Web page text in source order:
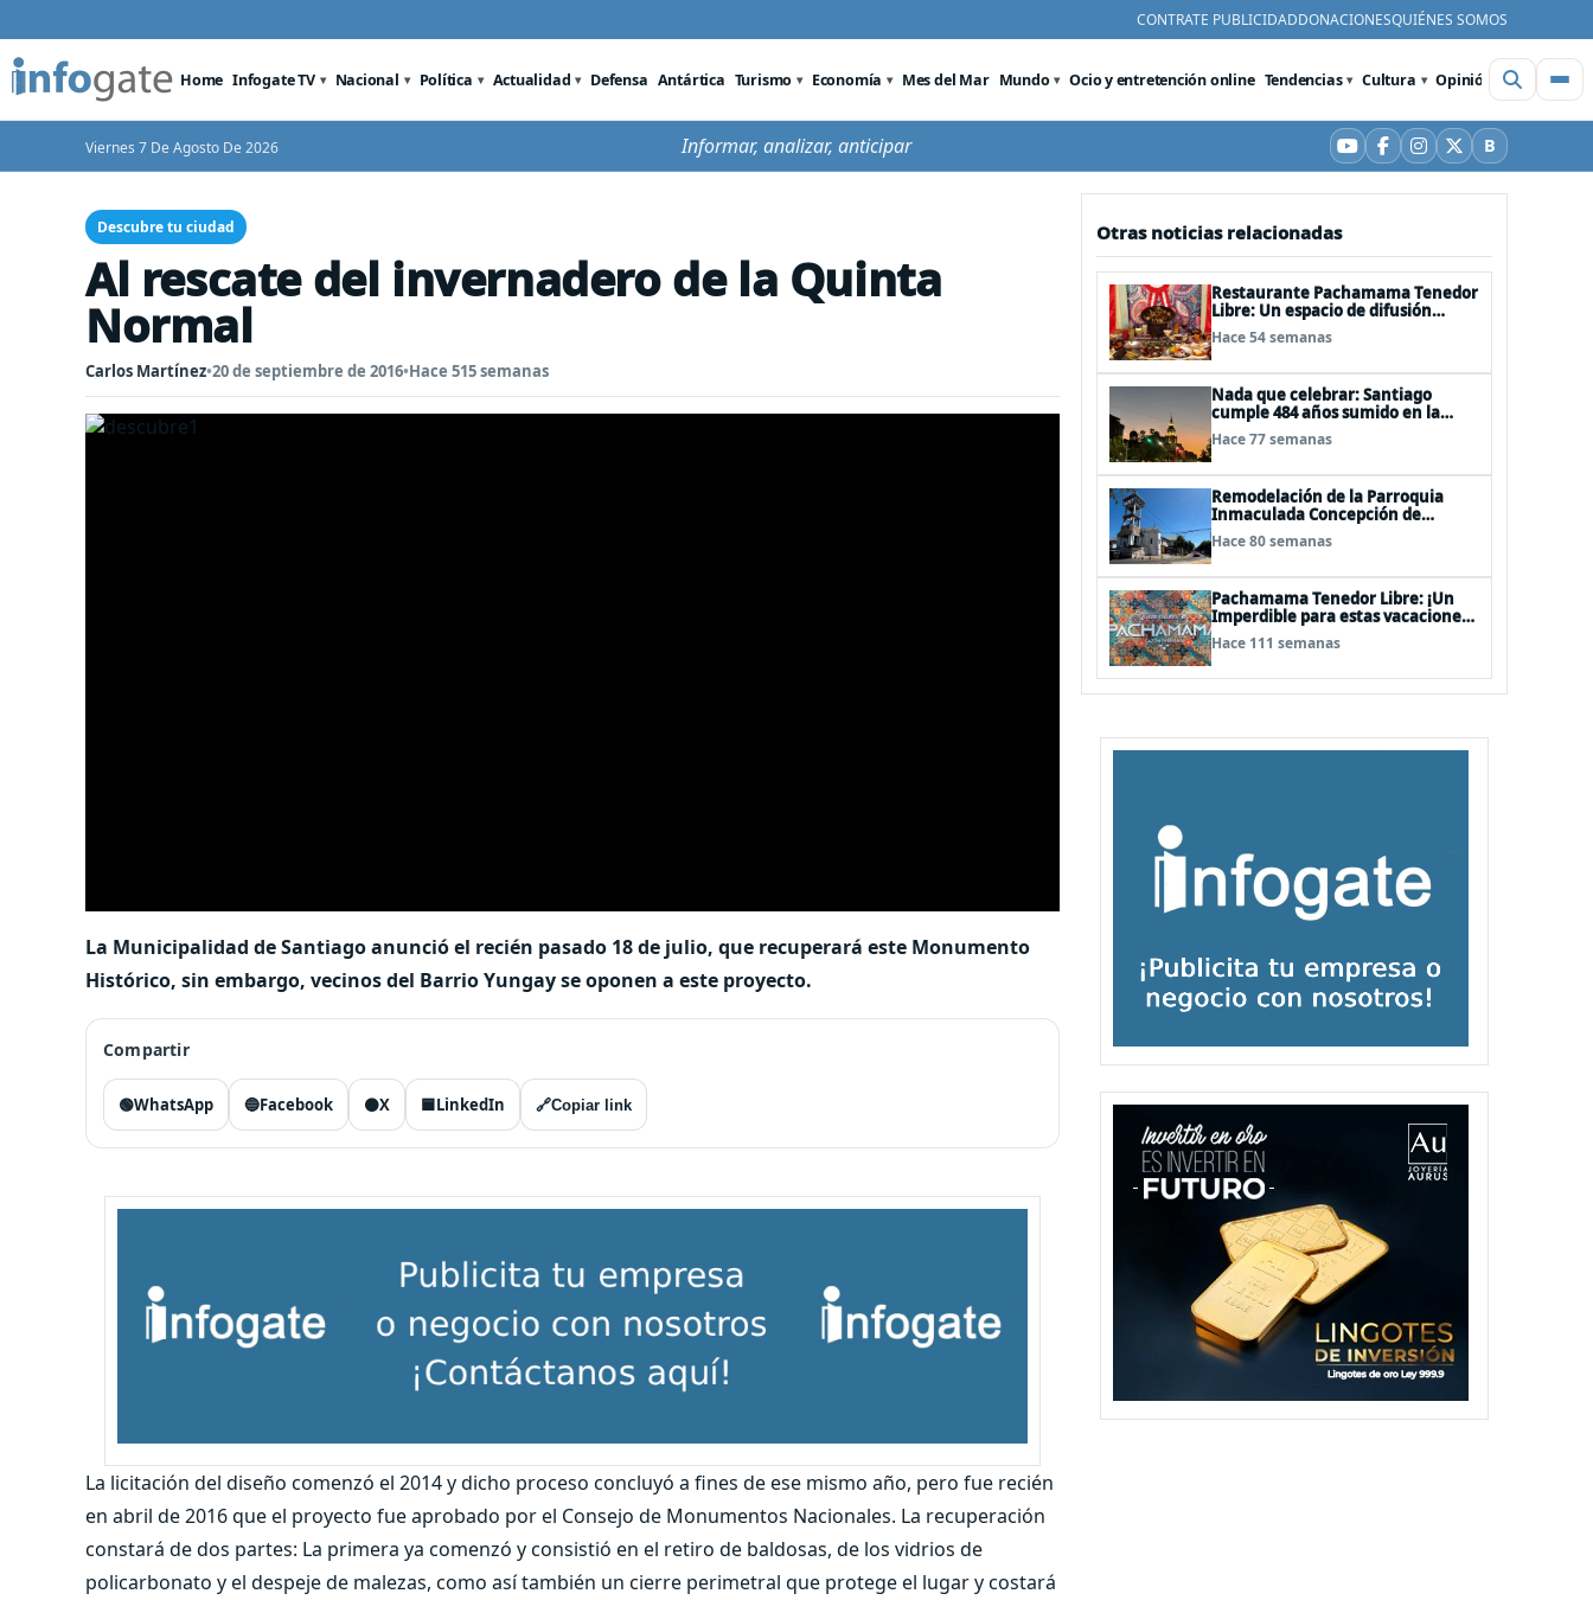
CONTRATE PUBLICIDADDONACIONESQUIÉNES SOMOS
Home Infogate TV Nacional Política Actualidad Defensa Antártica Turismo Economía Mes del Mar Mundo Ocio y entretención online Tendencias Cultura Opinión Videos
Viernes 7 De Agosto De 2026 Informar, analizar, anticipar YouTube
Facebook
Instagram
X BBluesky
Descubre tu ciudad
Al rescate del invernadero de la Quinta
Normal
Carlos Martínez•20 de septiembre de 2016•Hace 515 semanas
La Municipalidad de Santiago anunció el recién pasado 18 de julio, que recuperará este Monumento
Histórico, sin embargo, vecinos del Barrio Yungay se oponen a este proyecto.
Compartir
🟢WhatsApp 🔵Facebook ⚫X 🟦LinkedIn 🔗Copiar link
La licitación del diseño comenzó el 2014 y dicho proceso concluyó a fines de ese mismo año, pero fue recién
en abril de 2016 que el proyecto fue aprobado por el Consejo de Monumentos Nacionales. La recuperación
constará de dos partes: La primera ya comenzó y consistió en el retiro de baldosas, de los vidrios de
policarbonato y el despeje de malezas, como así también un cierre perimetral que protege el lugar y costará
Otras noticias relacionadas
Restaurante Pachamama Tenedor
Libre: Un espacio de difusión
cultural de la gastronomía andina
peruana
Hace 54 semanas
Nada que celebrar: Santiago
cumple 484 años sumido en la
decadencia, delincuencia y
abandono
Hace 77 semanas
Remodelación de la Parroquia
Inmaculada Concepción de
Talagante
Hace 80 semanas
Pachamama Tenedor Libre: ¡Un
Imperdible para estas vacaciones
de invierno!
Hace 111 semanas